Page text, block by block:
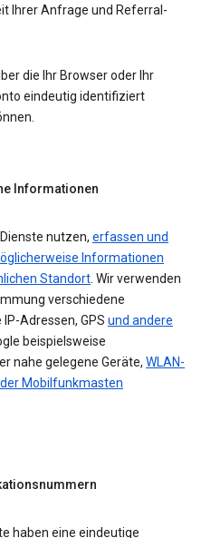
Ihrer Anfrage und Referral-
die Ihr Browser oder Ihr
eindeutig identifiziert
Informationen
nutzen, erfassen und
Informationen
Standort. Wir verwenden
verschiedene
Adressen, GPS und andere
beispielsweise
nahe gelegene Geräte, WLAN-
Mobilfunkmasten
haben eine eindeutige